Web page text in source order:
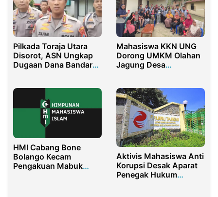
Pilkada Toraja Utara
Disorot, ASN Ungkap
Dugaan Dana Bandar
Mahasiswa KKN UNG
Dorong UMKM Olahan
Jagung Desa
HMI Cabang Bone
Bolango Kecam
Pengakuan Mabuk
Aktivis Mahasiswa Anti
Korupsi Desak Aparat
Penegak Hukum